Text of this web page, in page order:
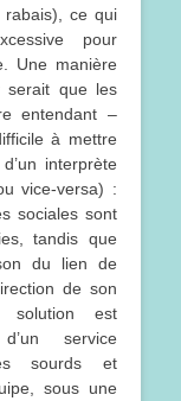
ce qui
pour
Une manière
serait que les
entendant –
à mettre
interprète
vice-versa) :
sociales sont
tandis que
du lien de
de son
est
service
sourds et
sous une